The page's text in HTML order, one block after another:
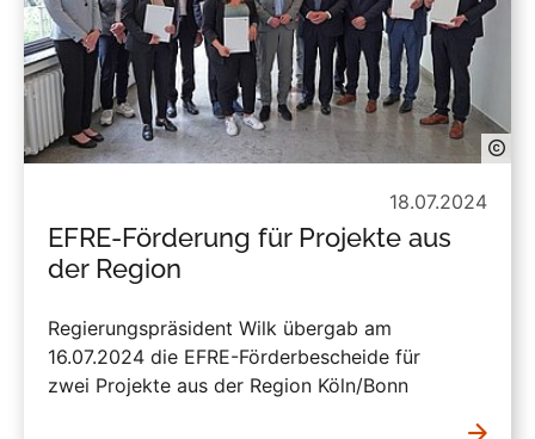
18.07.2024
EFRE-Förderung für Projekte aus
der Region
Regierungspräsident Wilk übergab am
16.07.2024 die EFRE-Förderbescheide für
zwei Projekte aus der Region Köln/Bonn